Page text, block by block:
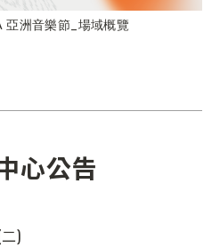
洲音樂節_場域概覽
心公告
)